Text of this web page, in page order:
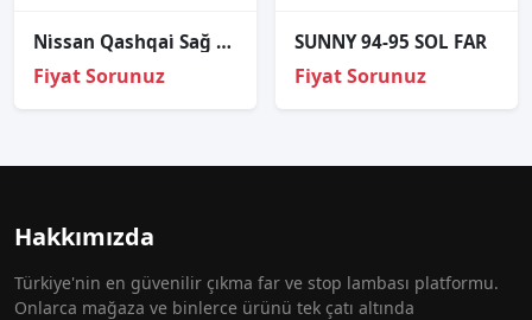
Ni̇ssan Qashqai̇ Sağ Sol Far Kasasi Ful Led
Fiyat Sorunuz
SUNNY 94-95 SOL FAR
Fiyat Sorunuz
Hakkımızda
Türkiye'nin en güvenilir çıkma far ve stop lambası platformu.
Onlarca mağaza ve binlerce ürünü tek çatı altında